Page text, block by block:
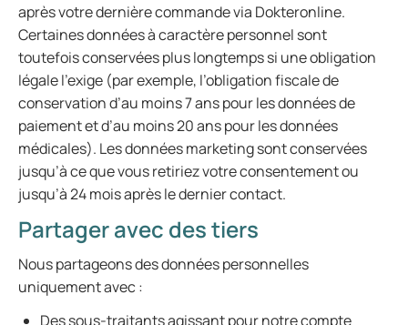
après votre dernière commande via Dokteronline.
Certaines données à caractère personnel sont
toutefois conservées plus longtemps si une obligation
légale l’exige (par exemple, l’obligation fiscale de
conservation d’au moins 7 ans pour les données de
paiement et d’au moins 20 ans pour les données
médicales). Les données marketing sont conservées
jusqu’à ce que vous retiriez votre consentement ou
jusqu’à 24 mois après le dernier contact.
Partager avec des tiers
Nous partageons des données personnelles
uniquement avec :
Des sous-traitants agissant pour notre compte